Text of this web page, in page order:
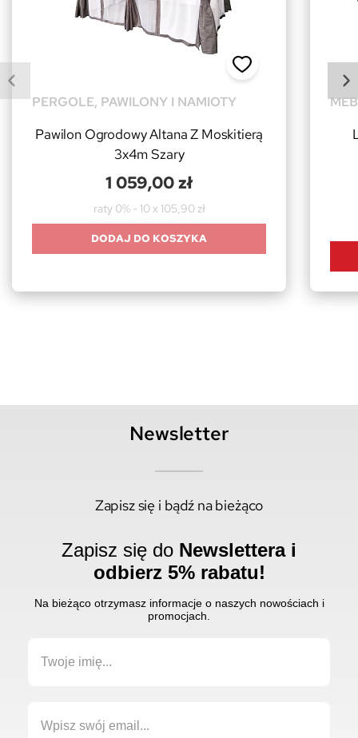
PERGOLE, PAWILONY I NAMIOTY
Pawilon Ogrodowy Altana Z Moskitierą
3x4m Szary
1 059,00 zł
raty 0% - 10 x 105,90 zł
DODAJ DO KOSZYKA
Newsletter
Zapisz się i bądź na bieżąco
Zapisz się do Newslettera i
odbierz 5% rabatu!
Na bieżąco otrzymasz informacje o naszych nowościach i
promocjach.